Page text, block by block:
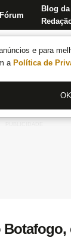
e para
a Política de
OK
Fórum
Blog da